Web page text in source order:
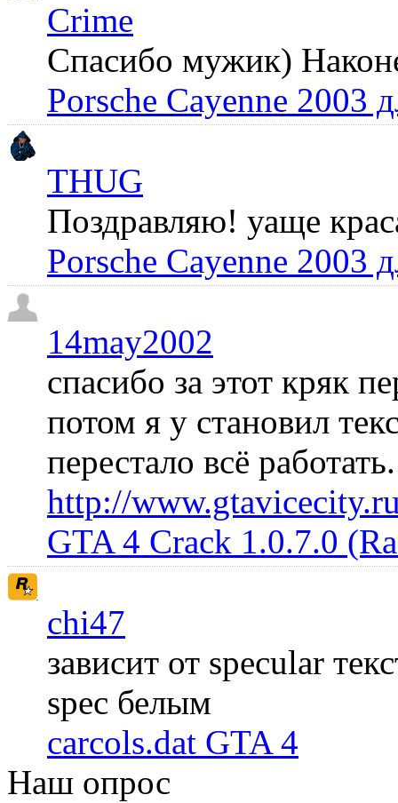
Crime
Спасибо мужик)
Porsche Cayenne 2003
THUG
Поздравляю! уаще
Porsche Cayenne 2003
14may2002
спасибо за этот кряк
потом я у становил
перестало всё
http://
GTA 4 Crack 1.0.7.0
chi47
зависит от specular
spec белым
carcols.dat GTA 4
Наш опрос